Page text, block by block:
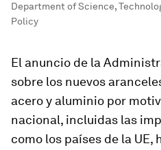
Department of Science,
Policy
El anuncio de la
sobre los nuevos
acero y aluminio por
nacional, incluidas las
como los países de la UE,